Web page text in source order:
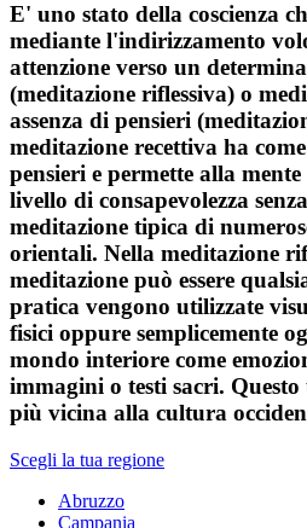
E' uno stato della coscienza
mediante l'indirizzamento
attenzione verso un
(meditazione riflessiva) o
assenza di pensieri
meditazione recettiva ha
pensieri e permette alla
livello di consapevolezza
meditazione tipica di
orientali. Nella meditazione
meditazione può essere
pratica vengono utilizzate
fisici oppure semplicemente
mondo interiore come
immagini o testi sacri.
più vicina alla cultura
Scegli la tua regione
Abruzzo
Campania